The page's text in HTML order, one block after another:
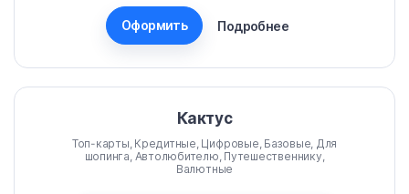
Оформить Подробнее
Кактус
Топ-карты, Кредитные, Цифровые, Базовые, Для
шопинга, Автолюбителю, Путешественнику,
Валютные